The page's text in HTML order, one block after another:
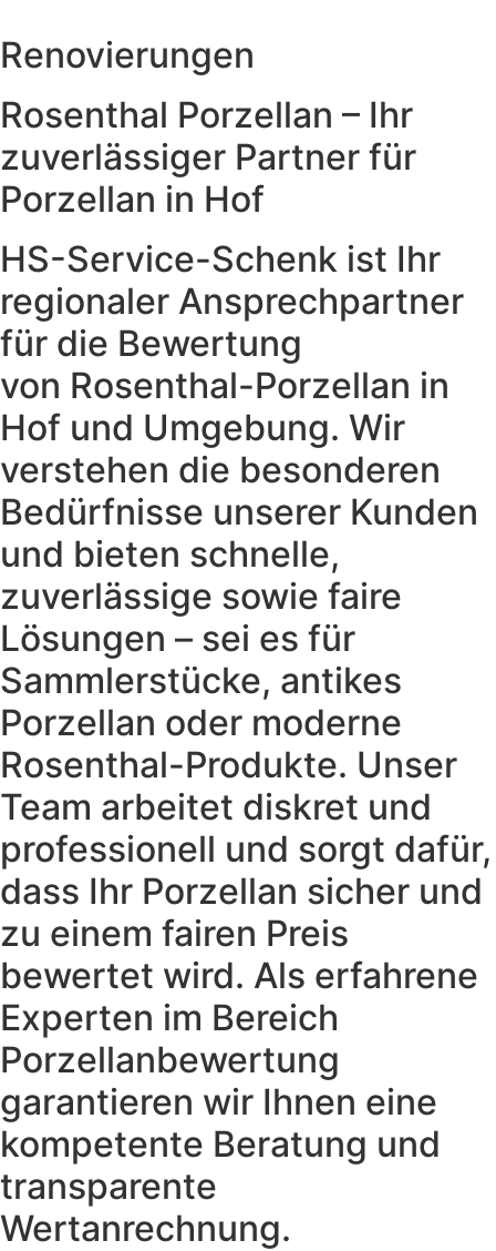
Renovierungen
Rosenthal Porzellan – Ihr
zuverlässiger Partner für
Porzellan in Hof
HS-Service-Schenk ist Ihr
regionaler Ansprechpartner
für die Bewertung
von Rosenthal-Porzellan in
Hof und Umgebung. Wir
verstehen die besonderen
Bedürfnisse unserer Kunden
und bieten schnelle,
zuverlässige sowie faire
Lösungen – sei es für
Sammlerstücke, antikes
Porzellan oder moderne
Rosenthal-Produkte. Unser
Team arbeitet diskret und
professionell und sorgt dafür,
dass Ihr Porzellan sicher und
zu einem fairen Preis
bewertet wird. Als erfahrene
Experten im Bereich
Porzellanbewertung
garantieren wir Ihnen eine
kompetente Beratung und
transparente
Wertanrechnung.